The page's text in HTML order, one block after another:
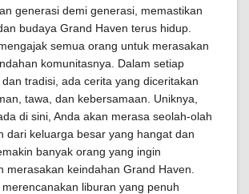
generasi demi generasi, memastikan
budaya Grand Haven terus hidup.
semua orang untuk merasakan
komunitasnya. Dalam setiap
tradisi, ada cerita yang diceritakan
tawa, dan kebersamaan. Uniknya,
di sini, Anda akan merasa seolah-olah
dari keluarga besar yang hangat dan
banyak orang yang ingin
merasakan keindahan Grand Haven.
liburan yang penuh